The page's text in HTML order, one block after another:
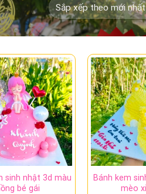
sinh nhật 3d màu
bé gái
Bánh kem
mèo